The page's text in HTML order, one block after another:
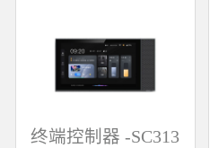
终端控制器 -SC313